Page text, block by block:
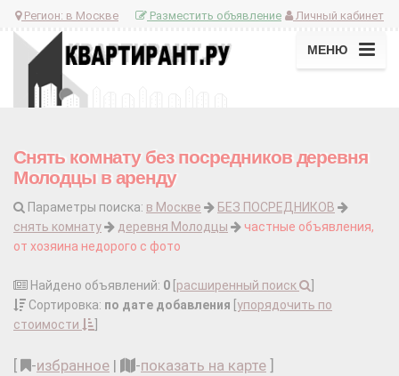
Регион: в Москве Личный кабинет
Разместить объявление
МЕНЮ
Снять комнату без посредников деревня
Молодцы в аренду
Параметры поиска: в Москве
БЕЗ ПОСРЕДНИКОВ
снять комнату
деревня Молодцы
частные объявления,
от хозяина недорого с фото
Найдено объявлений: 0 расширенный поиск
Сортировка: по дате добавления упорядочить по
стоимости
-избранное | -показать на карте